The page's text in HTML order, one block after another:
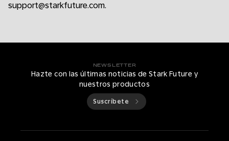
support@starkfuture.com.
NEWSLETTER
Hazte con las últimas noticias de Stark Future y
nuestros productos
Suscríbete